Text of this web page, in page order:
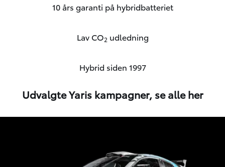
10 års garanti på hybridbatteriet
Lav CO2 udledning
Hybrid siden 1997
Udvalgte Yaris kampagner, se alle her